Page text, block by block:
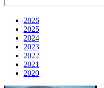
2026
2025
2024
2023
2022
2021
2020